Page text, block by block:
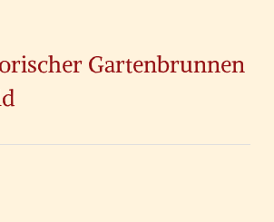
Gartenbrunnen